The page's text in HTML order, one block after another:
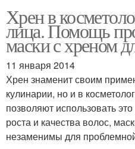
Хрен в
лица. Помощь
маски с хреном
11 января 2014
Хрен знаменит своим
кулинарии, но и в
позволяют использовать
роста и качества волос,
незаменимы для